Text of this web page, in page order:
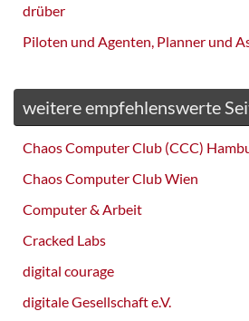
drüber
Piloten und Agenten, Planner und
weitere empfehlenswerte
Chaos Computer Club (CCC)
Chaos Computer Club Wien
Computer & Arbeit
Cracked Labs
digital courage
digitale Gesellschaft e.V.